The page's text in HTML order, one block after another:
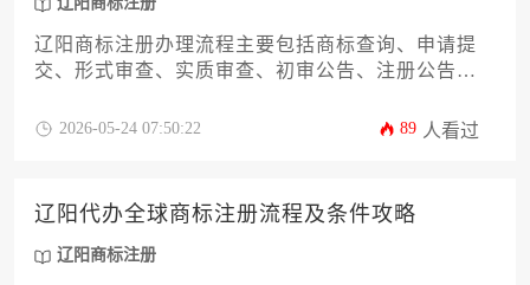
辽阳商标注册办理流程主要包括商标查询、申请提
交、形式审查、实质审查、初审公告、注册公告及
格、商标图样规范、商品服务分类及禁止注册情形
2026-05-24 07:50:22 89 人看过
辽阳代办全球商标注册流程及条件攻略
辽阳商标注册